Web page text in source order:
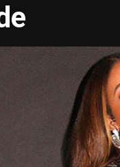
worden duurder,
verdwijnen